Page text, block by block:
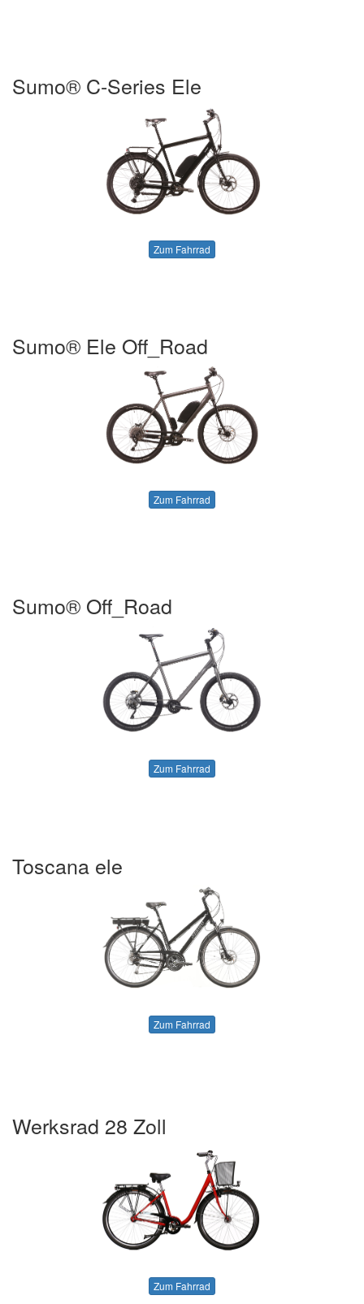
Sumo® C-Series Ele
Zum Fahrrad
Sumo® Ele Off_Road
Zum Fahrrad
Sumo® Off_Road
Zum Fahrrad
Toscana ele
Zum Fahrrad
Werksrad 28 Zoll
Zum Fahrrad